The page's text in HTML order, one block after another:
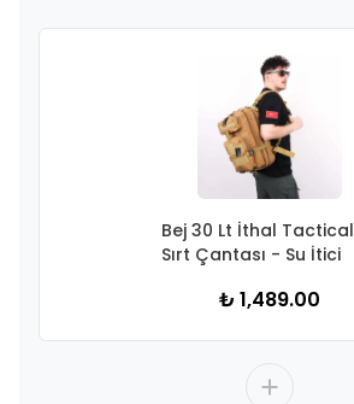
Bej 30 Lt İthal Tactical
Sırt Çantası - Su İtici
₺ 1,489.00